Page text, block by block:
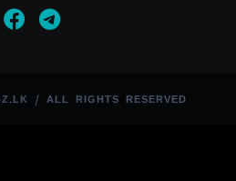
/ ALL RIGHTS RESERVED